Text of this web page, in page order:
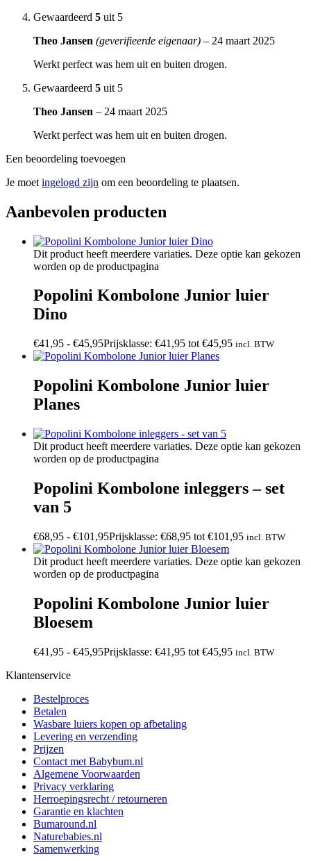
Gewaardeerd 5 uit 5
Theo Jansen (geverifieerde eigenaar) – 24 maart 2025
Werkt perfect was hem uit en buiten drogen.
Gewaardeerd 5 uit 5
Theo Jansen – 24 maart 2025
Werkt perfect was hem uit en buiten drogen.
Een beoordeling toevoegen
Je moet ingelogd zijn om een beoordeling te plaatsen.
Aanbevolen producten
Dit product heeft meerdere variaties. Deze optie kan gekozen
worden op de productpagina
Popolini Kombolone Junior luier
Dino
€41,95 - €45,95Prijsklasse: €41,95 tot €45,95 incl. BTW
Popolini Kombolone Junior luier
Planes
Dit product heeft meerdere variaties. Deze optie kan gekozen
worden op de productpagina
Popolini Kombolone inleggers – set
van 5
€68,95 - €101,95Prijsklasse: €68,95 tot €101,95 incl. BTW
Dit product heeft meerdere variaties. Deze optie kan gekozen
worden op de productpagina
Popolini Kombolone Junior luier
Bloesem
€41,95 - €45,95Prijsklasse: €41,95 tot €45,95 incl. BTW
Klantenservice
Bestelproces
Betalen
Wasbare luiers kopen op afbetaling
Levering en verzending
Prijzen
Contact met Babybum.nl
Algemene Voorwaarden
Privacy verklaring
Herroepingsrecht / retourneren
Garantie en klachten
Bumaround.nl
Naturebabies.nl
Samenwerking